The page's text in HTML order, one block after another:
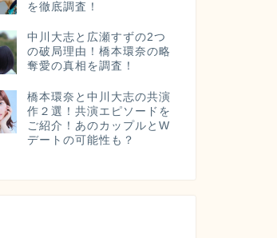
を徹底調査！
中川大志と広瀬すずの2つ
の破局理由！橋本環奈の略
奪愛の真相を調査！
橋本環奈と中川大志の共演
作２選！共演エピソードを
ご紹介！あのカップルとW
デートの可能性も？